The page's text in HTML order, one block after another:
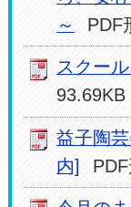
～
PDF
スクー
93.69KB
益子陶
内]